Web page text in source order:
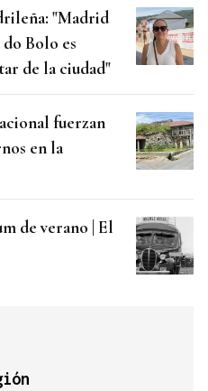
"Madrid
Bolo es
de la ciudad"
fuerzan
en la
de verano | El